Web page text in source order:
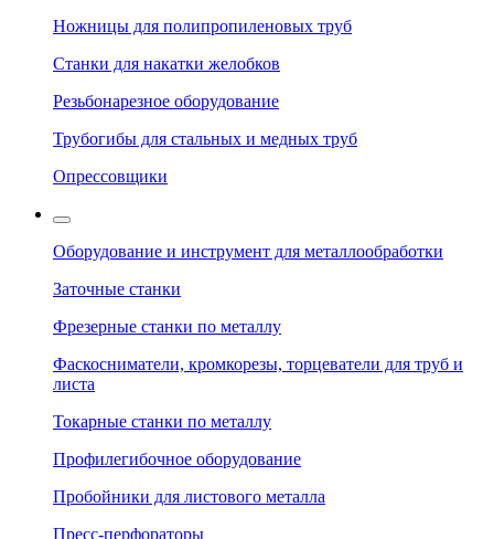
Ножницы для полипропиленовых труб
Станки для накатки желобков
Резьбонарезное оборудование
Трубогибы для стальных и медных труб
Опрессовщики
Оборудование и инструмент для металлообработки
Заточные станки
Фрезерные станки по металлу
Фаскосниматели, кромкорезы, торцеватели для труб и
листа
Токарные станки по металлу
Профилегибочное оборудование
Пробойники для листового металла
Пресс-перфораторы